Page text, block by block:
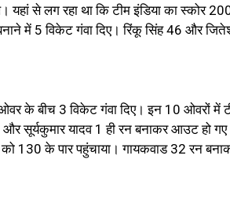
से लग रहा था कि टीम इंडिया का स्कोर
में 5 विकेट गंवा दिए। रिंकू सिंह 46 और
के बीच 3 विकेट गंवा दिए। इन 10 ओवरों में
सूर्यकुमार यादव 1 ही रन बनाकर आउट हो
को 130 के पार पहुंचाया। गायकवाड 32 रन